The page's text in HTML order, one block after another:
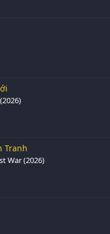
Tranh
War (2026)